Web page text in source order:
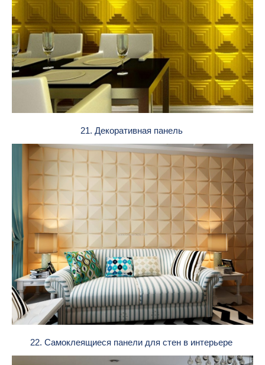
21. Декоративная панель
22. Самоклеящиеся панели для стен в интерьере